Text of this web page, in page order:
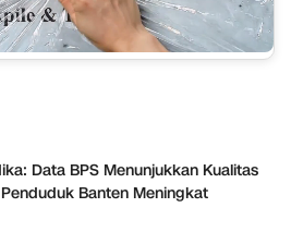
Data BPS Menunjukkan Kualitas
Banten Meningkat